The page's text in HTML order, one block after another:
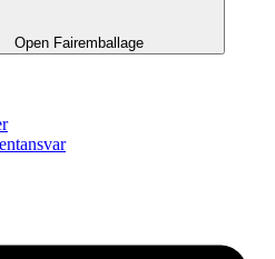
Open Fairemballage